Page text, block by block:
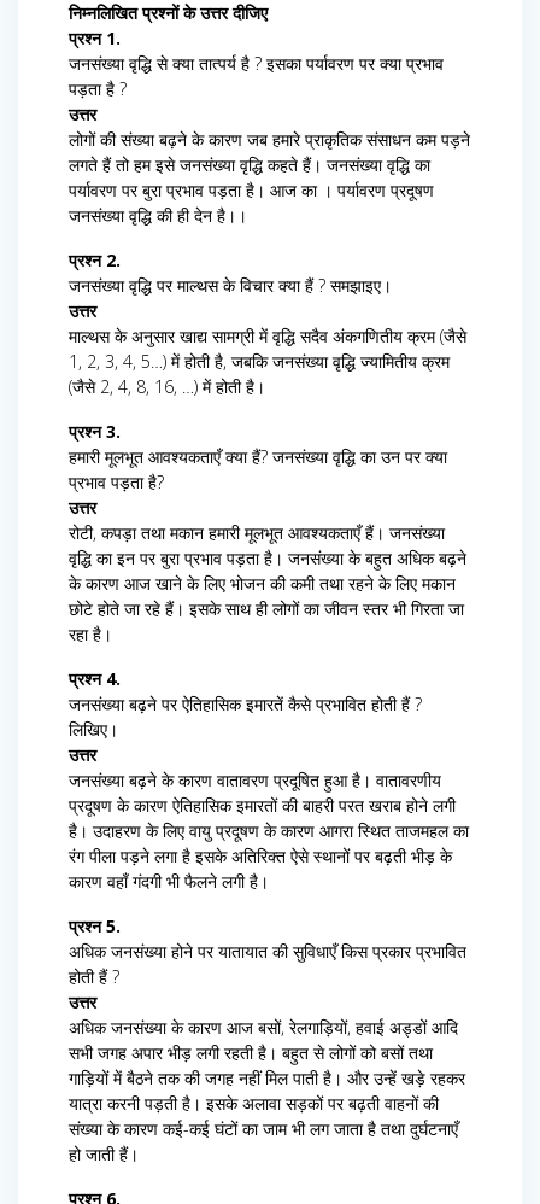
निम्नलिखित प्रश्नों के उत्तर दीजिए
प्रश्न 1.
जनसंख्या वृद्धि से क्या तात्पर्य है ? इसका पर्यावरण पर क्या प्रभाव
पड़ता है ?
उत्तर
लोगों की संख्या बढ़ने के कारण जब हमारे प्राकृतिक संसाधन कम पड़ने
लगते हैं तो हम इसे जनसंख्या वृद्धि कहते हैं। जनसंख्या वृद्धि का
पर्यावरण पर बुरा प्रभाव पड़ता है। आज का । पर्यावरण प्रदूषण
जनसंख्या वृद्धि की ही देन है।।
प्रश्न 2.
जनसंख्या वृद्धि पर माल्थस के विचार क्या हैं ? समझाइए।
उत्तर
माल्थस के अनुसार खाद्य सामग्री में वृद्धि सदैव अंकगणितीय क्रम (जैसे
1, 2, 3, 4, 5…) में होती है, जबकि जनसंख्या वृद्धि ज्यामितीय क्रम
(जैसे 2, 4, 8, 16, …) में होती है।
प्रश्न 3.
हमारी मूलभूत आवश्यकताएँ क्या हैं? जनसंख्या वृद्धि का उन पर क्या
प्रभाव पड़ता है?
उत्तर
रोटी, कपड़ा तथा मकान हमारी मूलभूत आवश्यकताएँ हैं। जनसंख्या
वृद्धि का इन पर बुरा प्रभाव पड़ता है। जनसंख्या के बहुत अधिक बढ़ने
के कारण आज खाने के लिए भोजन की कमी तथा रहने के लिए मकान
छोटे होते जा रहे हैं। इसके साथ ही लोगों का जीवन स्तर भी गिरता जा
रहा है।
प्रश्न 4.
जनसंख्या बढ़ने पर ऐतिहासिक इमारतें कैसे प्रभावित होती हैं ?
लिखिए।
उत्तर
जनसंख्या बढ़ने के कारण वातावरण प्रदूषित हुआ है। वातावरणीय
प्रदूषण के कारण ऐतिहासिक इमारतों की बाहरी परत खराब होने लगी
है। उदाहरण के लिए वायु प्रदूषण के कारण आगरा स्थित ताजमहल का
रंग पीला पड़ने लगा है इसके अतिरिक्त ऐसे स्थानों पर बढ़ती भीड़ के
कारण वहाँ गंदगी भी फैलने लगी है।
प्रश्न 5.
अधिक जनसंख्या होने पर यातायात की सुविधाएँ किस प्रकार प्रभावित
होती हैं ?
उत्तर
अधिक जनसंख्या के कारण आज बसों, रेलगाड़ियों, हवाई अड्डों आदि
सभी जगह अपार भीड़ लगी रहती है। बहुत से लोगों को बसों तथा
गाड़ियों में बैठने तक की जगह नहीं मिल पाती है। और उन्हें खड़े रहकर
यात्रा करनी पड़ती है। इसके अलावा सड़कों पर बढ़ती वाहनों की
संख्या के कारण कई-कई घंटों का जाम भी लग जाता है तथा दुर्घटनाएँ
हो जाती हैं।
प्रश्न 6.